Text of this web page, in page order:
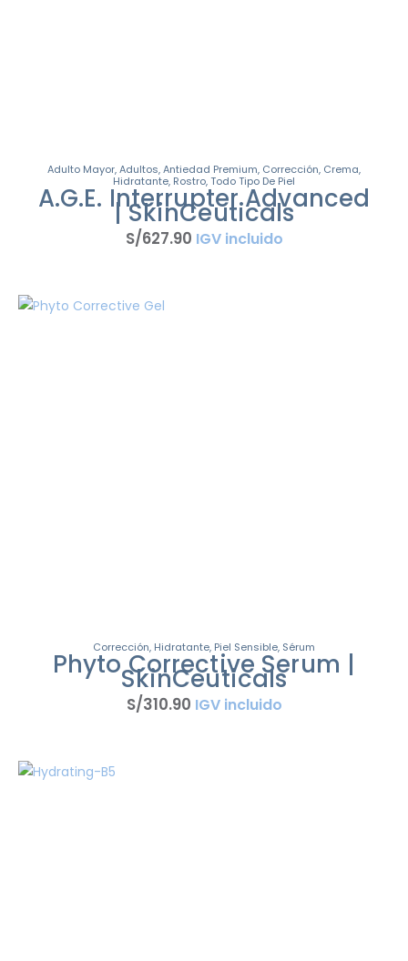
Adulto Mayor,Adultos,Antiedad Premium, Corrección, Crema,
Hidratante, Rostro,Todo Tipo De Piel
A.G.E. Interrupter Advanced
| SkinCeuticals
S/627.90 IGV incluido
Corrección, Hidratante, Piel Sensible, Sérum
Phyto Corrective Serum |
SkinCeuticals
S/310.90 IGV incluido